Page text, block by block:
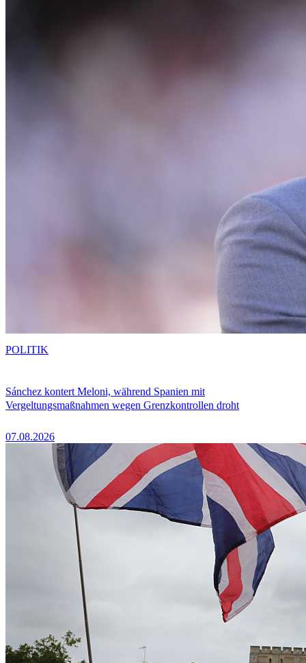
Sánchez kontert Meloni, während Spanien mit
Vergeltungsmaßnahmen wegen Grenzkontrollen droht
07.08.2026
POLITIK